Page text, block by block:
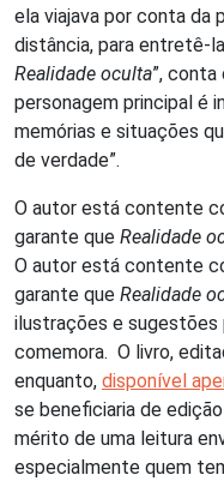
ela viajava por conta da
distância, para entretê-
Realidade oculta”, conta
personagem principal é
memórias e situações
de verdade”.
O autor está contente
garante que Realidade
O autor está contente
garante que Realidade
ilustrações e sugestões
comemora. O livro,
enquanto, disponível
se beneficiaria de
mérito de uma leitura
especialmente quem